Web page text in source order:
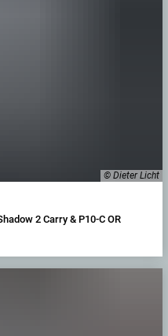
© Dieter Licht
2 Carry & P10-C OR